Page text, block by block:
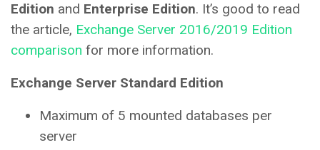
Edition and Enterprise Edition. It’s good to read
the article, Exchange Server 2016/2019 Edition
comparison for more information.
Exchange Server Standard Edition
Maximum of 5 mounted databases per
server